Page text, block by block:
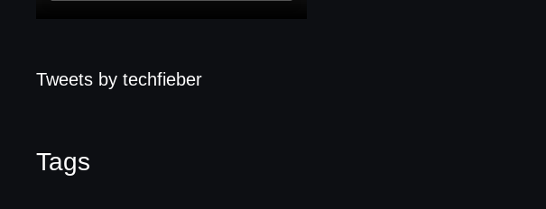
Tweets by techfieber
Tags